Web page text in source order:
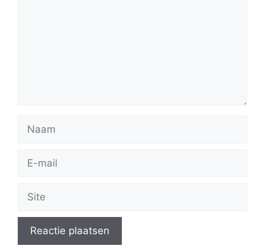
Naam
Site